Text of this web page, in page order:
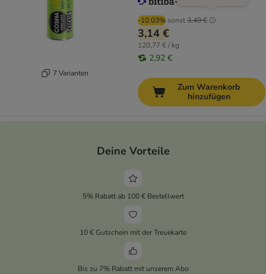
7 Varianten
-10.03% sonst3,49 €
3,14 €
120,77 € / kg
2,92 €
Zum Warenkorb
hinzufügen
Deine Vorteile
5% Rabatt ab 100 € Bestellwert
10 € Gutschein mit der Treuekarte
Bis zu 7% Rabatt mit unserem Abo